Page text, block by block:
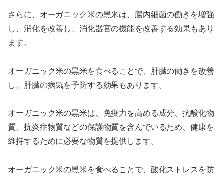
さらに、オーガニック米の黒米は、腸内細菌の働きを増強
し、消化を改善し、消化器官の機能を改善する効果もあり
ます。
オーガニック米の黒米を食べることで、肝臓の働きを改善
し、肝臓の病気を予防する効果もあります。
オーガニック米の黒米は、免疫力を高める成分、抗酸化物
質、抗炎症物質などの保護物質を含んでいるため、健康を
維持するために必要な物質を提供します。
オーガニック米の黒米を食べることで、酸化ストレスを防